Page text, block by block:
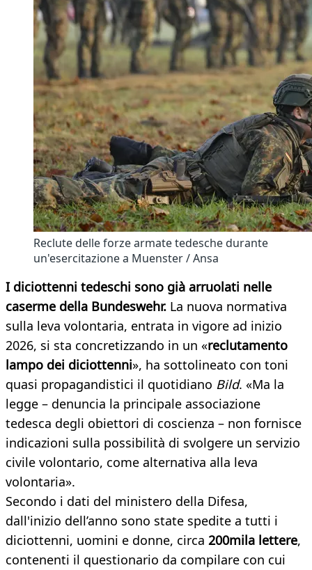
Reclute delle forze armate tedesche durante
un'esercitazione a Muenster / Ansa
I diciottenni tedeschi sono già arruolati nelle
caserme della Bundeswehr. La nuova normativa
sulla leva volontaria, entrata in vigore ad inizio
2026, si sta concretizzando in un «reclutamento
lampo dei diciottenni», ha sottolineato con toni
quasi propagandistici il quotidiano Bild. «Ma la
legge – denuncia la principale associazione
tedesca degli obiettori di coscienza – non fornisce
indicazioni sulla possibilità di svolgere un servizio
civile volontario, come alternativa alla leva
volontaria».
Secondo i dati del ministero della Difesa,
dall'inizio dell’anno sono state spedite a tutti i
diciottenni, uomini e donne, circa 200mila lettere,
contenenti il questionario da compilare con cui